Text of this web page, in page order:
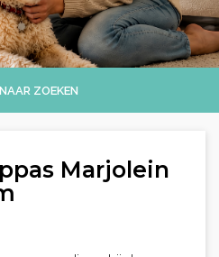
ZOEKEN
Marjolein